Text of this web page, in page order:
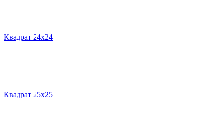
Квадрат 24х24
Квадрат 25х25